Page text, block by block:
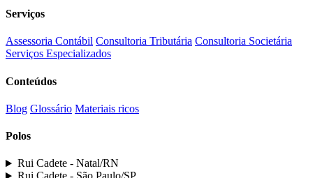
Serviços
Assessoria Contábil Consultoria Tributária Consultoria Societária
Serviços Especializados
Conteúdos
Blog Glossário Materiais ricos
Polos
Rui Cadete - Natal/RN